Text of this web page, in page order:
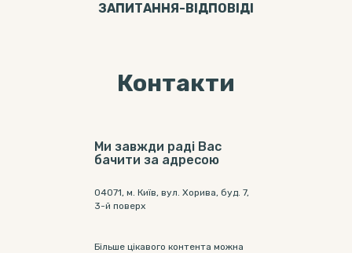
ЗАПИТАННЯ-ВІДПОВIДI
Контакти
Ми завжди раді Вас
бачити за адресою
04071, м. Київ, вул. Хорива, буд. 7,
3-й поверх
Більше цікавого контента можна